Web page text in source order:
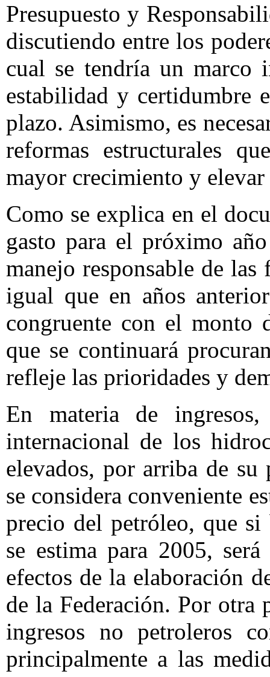
Presupuesto y
discutiendo entre los
cual se tendría un marco
estabilidad y certidumbre
plazo. Asimismo, es
reformas estructurales
mayor crecimiento y
Como se explica en el
gasto para el próximo
manejo responsable de
igual que en años
congruente con el monto
que se continuará
refleje las prioridades y
En materia de
internacional de los
elevados, por arriba de
se considera conveniente
precio del petróleo, que
se estima para 2005,
efectos de la elaboración
de la Federación. Por otra
ingresos no petroleros
principalmente a las